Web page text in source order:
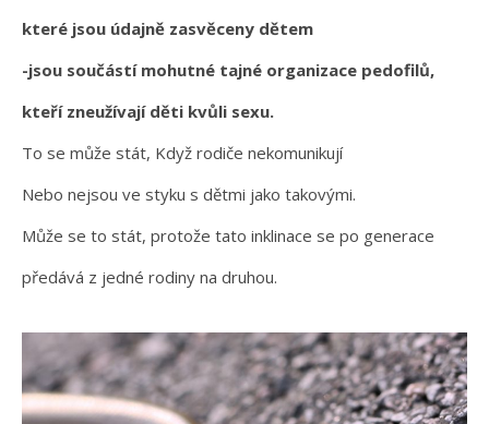
které jsou údajně zasvěceny dětem
-jsou součástí mohutné tajné organizace pedofilů,
kteří zneužívají děti kvůli sexu.
To se může stát, Když rodiče nekomunikují
Nebo nejsou ve styku s dětmi jako takovými.
Může se to stát, protože tato inklinace se po generace
předává z jedné rodiny na druhou.